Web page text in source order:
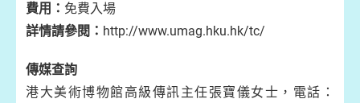
費用： 免費入場
詳情請參閱： http://www.umag.hku.hk/tc/
傳媒查詢
港大美術博物館高級傳訊主任張寶儀女士，電話：